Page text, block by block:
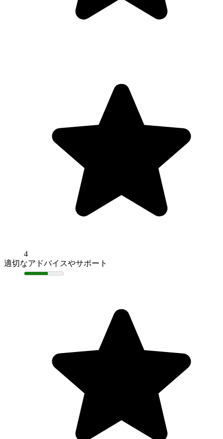
4
適切なアドバイスやサポート